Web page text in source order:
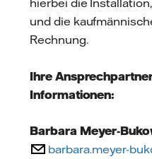
hierbei die
und die
Rechnung.
Ihre
Informationen:
Barbara Meyer-
barbara.meyer-